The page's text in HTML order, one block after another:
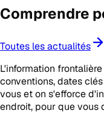
Comprendre
Toutes les actualités
L'information
conventions, dates
vous et on s'efforce
endroit, pour que vous